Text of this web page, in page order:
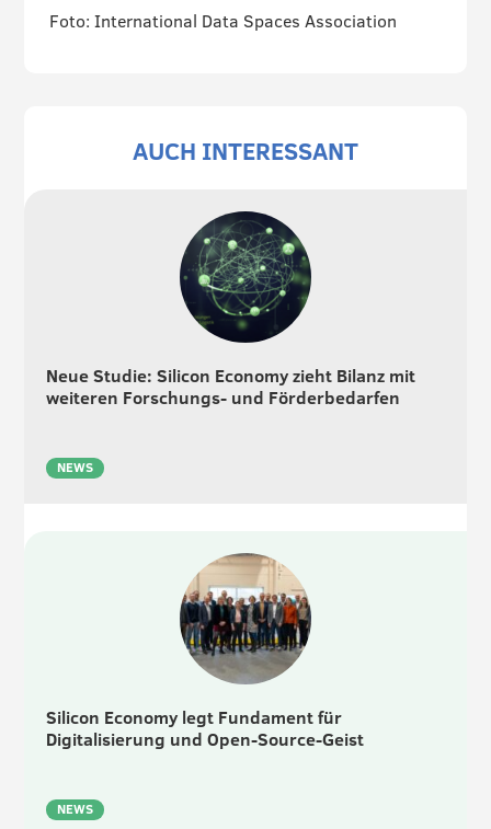
Foto: International Data Spaces Association
AUCH INTERESSANT
Neue Studie: Silicon Economy zieht Bilanz mit
weiteren Forschungs- und Förderbedarfen
NEWS
Silicon Economy legt Fundament für
Digitalisierung und Open-Source-Geist
NEWS